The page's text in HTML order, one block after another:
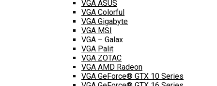
VGA ASUS
VGA Colorful
VGA Gigabyte
VGA MSI
VGA – Galax
VGA Palit
VGA ZOTAC
VGA AMD Radeon
VGA GeForce® GTX 10 Series